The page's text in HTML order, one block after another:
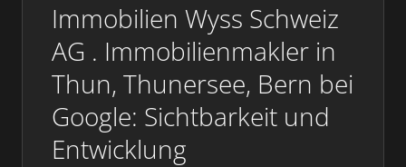
Immobilien Wyss Schweiz
AG . Immobilienmakler in
Thun, Thunersee, Bern bei
Google: Sichtbarkeit und
Entwicklung